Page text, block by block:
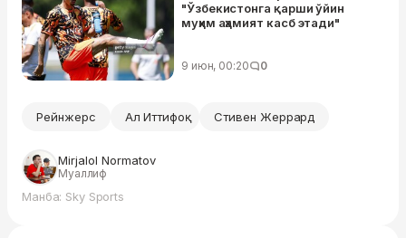
"Ўзбекистонга қарши ўйин
муҳим аҳамият касб этади"
9 июн, 00:20 0
Рейнжерс Ал Иттифоқ Стивен Жеррард
Mirjalol Normatov
Муаллиф
Манба: Sky Sports